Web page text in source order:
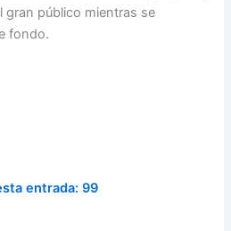
público mientras se
fondo.
entrada: 99